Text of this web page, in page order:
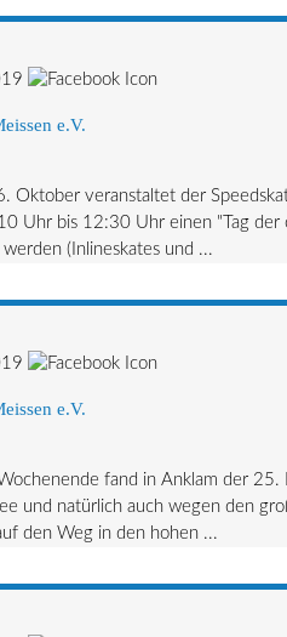
e.V.
Oktober veranstaltet der
Uhr bis 12:30 Uhr einen "Tag
(Inlineskates und ...
e.V.
fand in Anklam der
und natürlich auch wegen den
den Weg in den hohen ...